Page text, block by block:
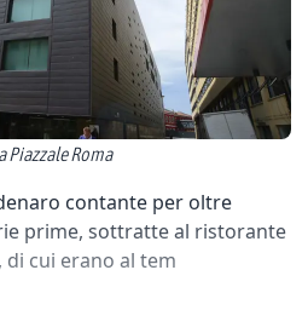
Piazzale Roma
contante per oltre
prime, sottratte al ristorante
cui erano al tem